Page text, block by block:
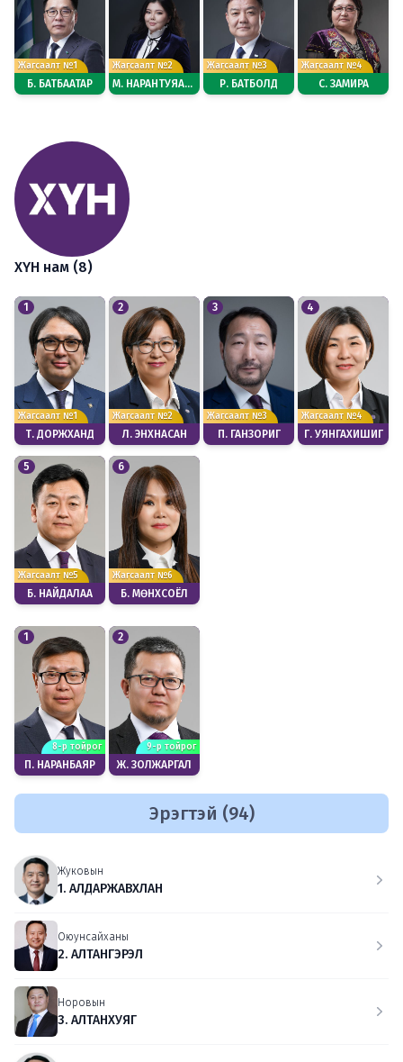
Жагсаалт №1
Б. БАТБААТАР
Жагсаалт №2
М. НАРАНТУЯА-НАРА
Жагсаалт №3
Р. БАТБОЛД
Жагсаалт №4
С. ЗАМИРА
ХҮН нам (8)
1
Жагсаалт №1
Т. ДОРЖХАНД
2
Жагсаалт №2
Л. ЭНХНАСАН
3
Жагсаалт №3
П. ГАНЗОРИГ
4
Жагсаалт №4
Г. УЯНГАХИШИГ
5
Жагсаалт №5
Б. НАЙДАЛАА
6
Жагсаалт №6
Б. МӨНХСОЁЛ
1
8-р тойрог
П. НАРАНБАЯР
2
9-р тойрог
Ж. ЗОЛЖАРГАЛ
Эрэгтэй (94)
Жуковын
1. АЛДАРЖАВХЛАН
Оюунсайханы
2. АЛТАНГЭРЭЛ
Норовын
3. АЛТАНХУЯГ